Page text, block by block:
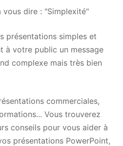
dire : "Simplexité"
présentations simples et
à votre public un message
complexe mais très bien
commerciales,
Vous trouverez
conseils pour vous aider à
présentations PowerPoint,